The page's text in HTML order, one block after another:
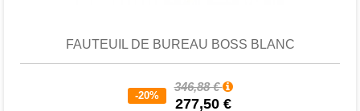
FAUTEUIL DE BUREAU BOSS BLANC
-20%
346,88 €
277,50 €